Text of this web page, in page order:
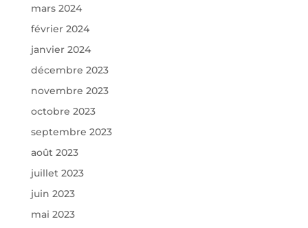
mars 2024
février 2024
janvier 2024
décembre 2023
novembre 2023
octobre 2023
septembre 2023
août 2023
juillet 2023
juin 2023
mai 2023